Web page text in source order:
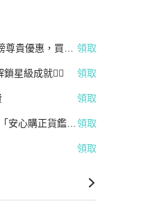
貴優惠，買越
領取
星級成就👆🏻 領取
領取
安心購正貨鑑
領取
領取